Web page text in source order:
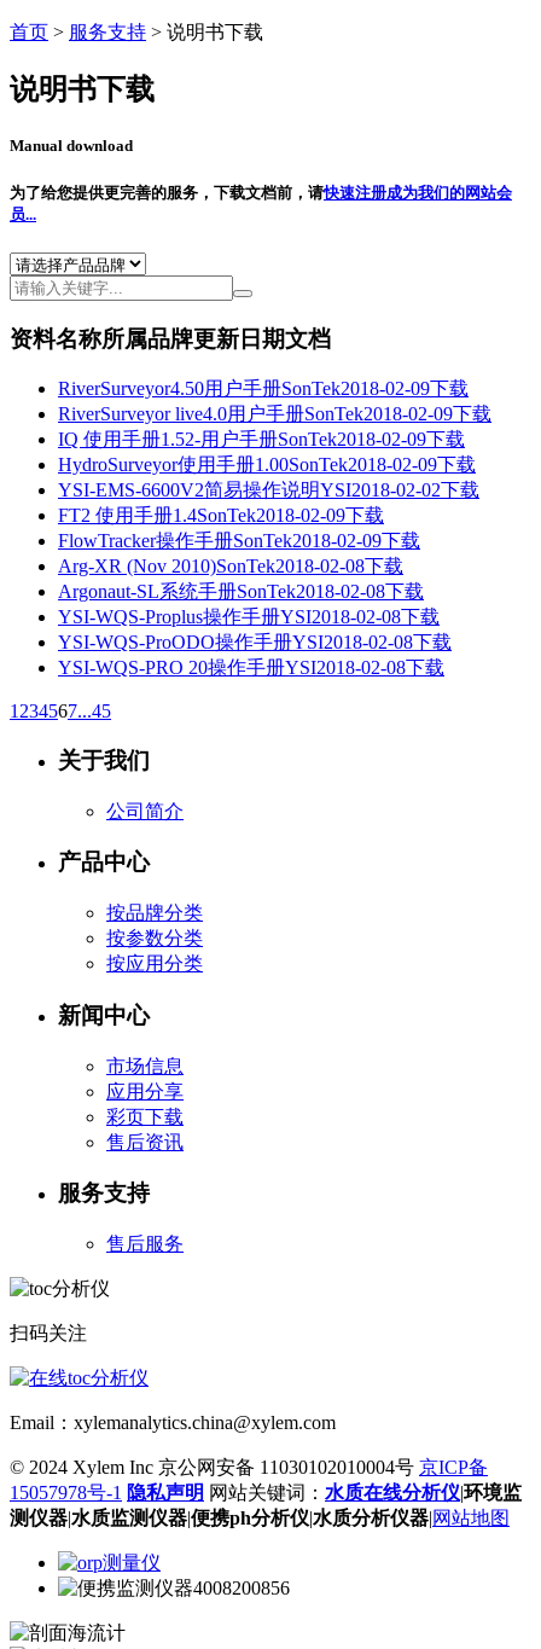
首页 > 服务支持 > 说明书下载
说明书下载
Manual download
为了给您提供更完善的服务，下载文档前，请快速注册成为我们的网站会
员...
资料名称所属品牌更新日期文档
RiverSurveyor4.50用户手册SonTek2018-02-09下载
RiverSurveyor live4.0用户手册SonTek2018-02-09下载
IQ 使用手册1.52-用户手册SonTek2018-02-09下载
HydroSurveyor使用手册1.00SonTek2018-02-09下载
YSI-EMS-6600V2简易操作说明YSI2018-02-02下载
FT2 使用手册1.4SonTek2018-02-09下载
FlowTracker操作手册SonTek2018-02-09下载
Arg-XR (Nov 2010)SonTek2018-02-08下载
Argonaut-SL系统手册SonTek2018-02-08下载
YSI-WQS-Proplus操作手册YSI2018-02-08下载
YSI-WQS-ProODO操作手册YSI2018-02-08下载
YSI-WQS-PRO 20操作手册YSI2018-02-08下载
1 234567...45
关于我们
公司简介
产品中心
按品牌分类
按参数分类
按应用分类
新闻中心
市场信息
应用分享
彩页下载
售后资讯
服务支持
售后服务
扫码关注
Email：xylemanalytics.china@xylem.com
© 2024 Xylem Inc 京公网安备 11030102010004号 京ICP备
15057978号-1 隐私声明 网站关键词： 水质在线分析仪|环境监
测仪器|水质监测仪器|便携ph分析仪|水质分析仪器|网站地图
4008200856